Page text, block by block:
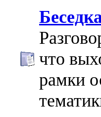
что
рамки